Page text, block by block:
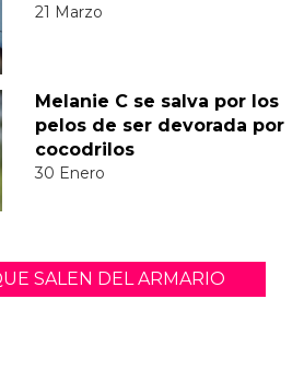
21 Marzo
Melanie C se salva por los
pelos de ser devorada por
cocodrilos
30 Enero
SALEN DEL ARMARIO